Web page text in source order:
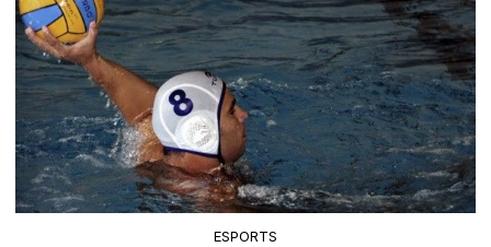
ESPORTS